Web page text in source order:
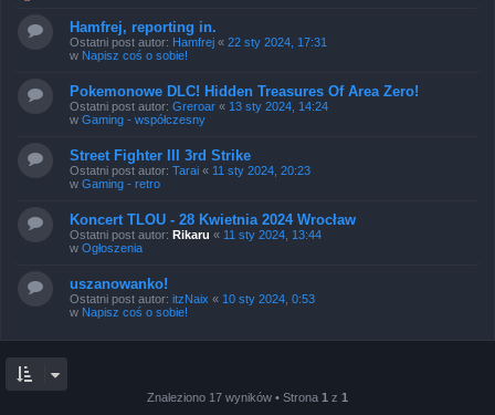
Hamfrej, reporting in.
Ostatni post autor: Hamfrej « 22 sty 2024, 17:31
w Napisz coś o sobie!
Pokemonowe DLC! Hidden Treasures Of Area Zero!
Ostatni post autor: Greroar « 13 sty 2024, 14:24
w Gaming - współczesny
Street Fighter III 3rd Strike
Ostatni post autor: Tarai « 11 sty 2024, 20:23
w Gaming - retro
Koncert TLOU - 28 Kwietnia 2024 Wrocław
Ostatni post autor: Rikaru « 11 sty 2024, 13:44
w Ogłoszenia
uszanowanko!
Ostatni post autor: itzNaix « 10 sty 2024, 0:53
w Napisz coś o sobie!
Znaleziono 17 wyników • Strona 1 z 1